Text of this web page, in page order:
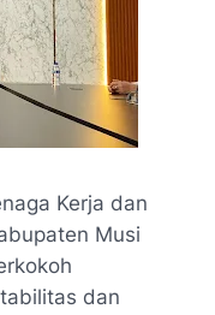
Kerja dan
Musi
dan